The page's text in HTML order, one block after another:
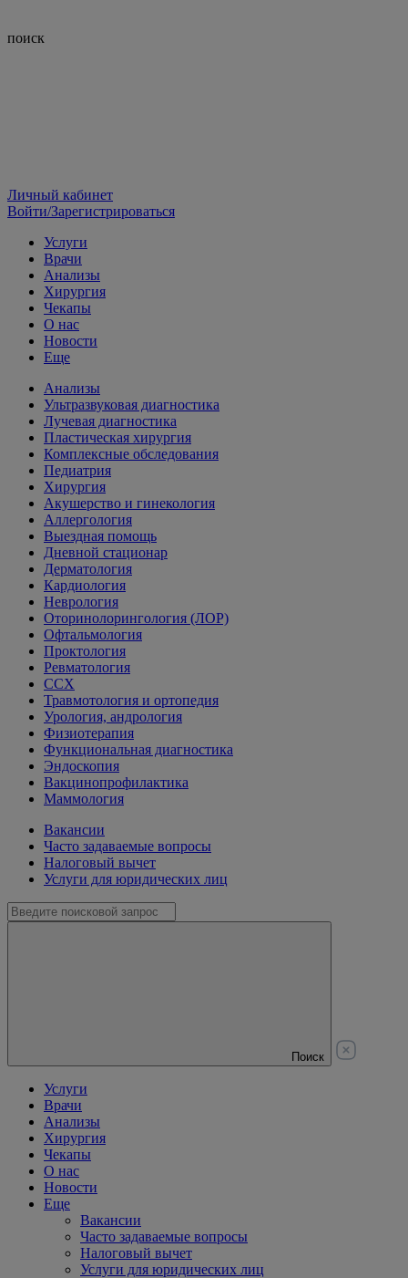
поиск
Личный кабинет
Войти/Зарегистрироваться
Услуги
Врачи
Анализы
Хирургия
Чекапы
О нас
Новости
Еще
Анализы
Ультразвуковая диагностика
Лучевая диагностика
Пластическая хирургия
Комплексные обследования
Педиатрия
Хирургия
Акушерство и гинекология
Аллергология
Выездная помощь
Дневной стационар
Дерматология
Кардиология
Неврология
Оторинолорингология (ЛОР)
Офтальмология
Проктология
Ревматология
ССХ
Травмотология и ортопедия
Урология, андрология
Физиотерапия
Функциональная диагностика
Эндоскопия
Вакцинопрофилактика
Маммология
Вакансии
Часто задаваемые вопросы
Налоговый вычет
Услуги для юридических лиц
Поиск
Услуги
Врачи
Анализы
Хирургия
Чекапы
О нас
Новости
Еще
Вакансии
Часто задаваемые вопросы
Налоговый вычет
Услуги для юридических лиц